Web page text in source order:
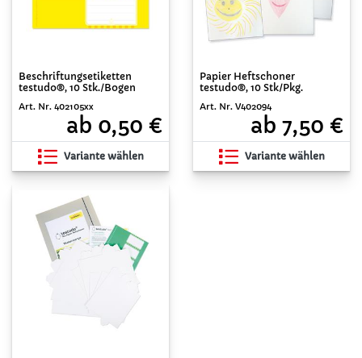
Beschriftungsetiketten
testudo®, 10 Stk./Bogen
Art. Nr. 402105xx
ab 0,50 €
Variante wählen
Papier Heftschoner
testudo®, 10 Stk/Pkg.
Art. Nr. V402094
ab 7,50 €
Variante wählen